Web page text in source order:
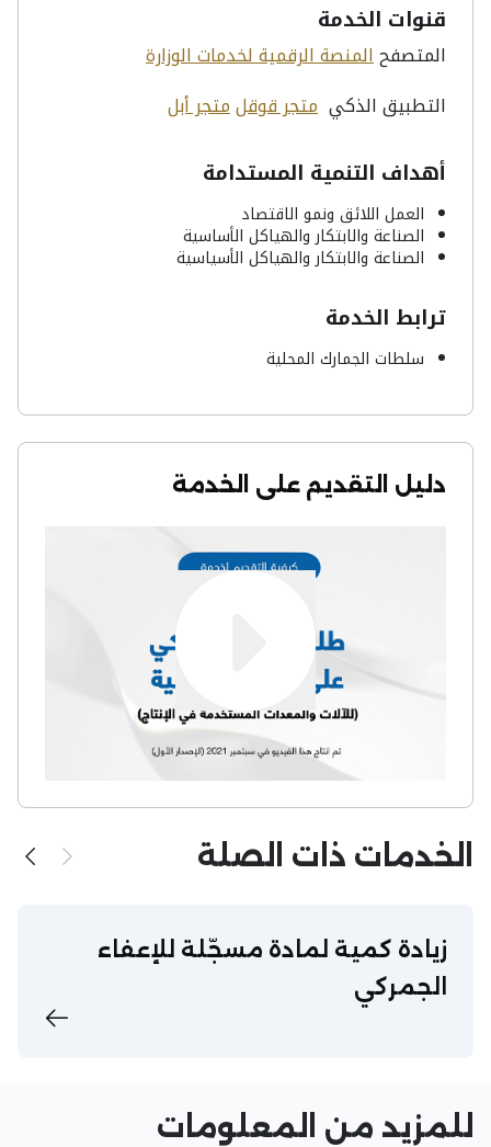
قنوات الخدمة
المتصفحالمنصة الرقمية لخدمات الوزارة
التطبيق الذكي متجر قوقلمتجر أبل
أهداف التنمية المستدامة
العمل اللائق ونمو الاقتصاد
الصناعة والابتكار والهياكل الأساسية
الصناعة والابتكار والهياكل الأسياسية
ترابط الخدمة
سلطات الجمارك المحلية
دليل التقديم على الخدمة
الخدمات ذات الصلة
زيادة كمية لمادة مسجّلة للإعفاء
الجمركي
للمزيد من المعلومات